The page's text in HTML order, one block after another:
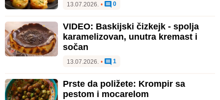
13.07.2026. • 0
VIDEO: Baskijski čizkejk - spolja
karamelizovan, unutra kremast i
sočan
13.07.2026. • 1
Prste da poližete: Krompir sa
pestom i mocarelom